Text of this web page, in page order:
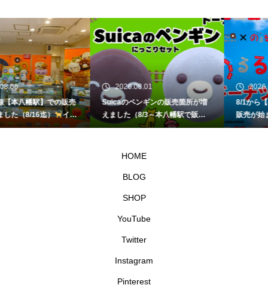
販売
イク
2026.08.01
Suicaのペンギンの販売箇所が増
えました（8/3～本八幡駅で販
売）
イクミママのどうぶつドー
2026.08.01
8/1から【のるるんドーナ
販売が始まります
イク
どうぶつドーナツ
HOME
BLOG
SHOP
YouTube
Twitter
Instagram
Pinterest